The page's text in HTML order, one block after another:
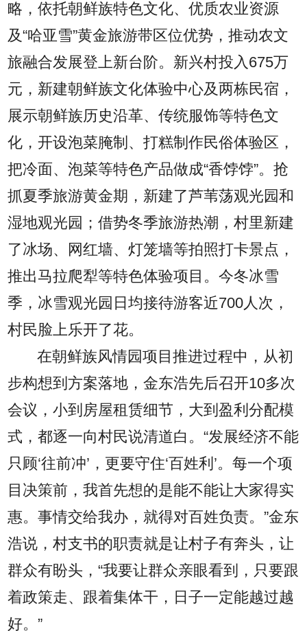
略，依托朝鲜族特色文化、优质农业资源
及“哈亚雪”黄金旅游带区位优势，推动农文
旅融合发展登上新台阶。新兴村投入675万
元，新建朝鲜族文化体验中心及两栋民宿，
展示朝鲜族历史沿革、传统服饰等特色文
化，开设泡菜腌制、打糕制作民俗体验区，
把冷面、泡菜等特色产品做成“香饽饽”。抢
抓夏季旅游黄金期，新建了芦苇荡观光园和
湿地观光园；借势冬季旅游热潮，村里新建
了冰场、网红墙、灯笼墙等拍照打卡景点，
推出马拉爬犁等特色体验项目。今冬冰雪
季，冰雪观光园日均接待游客近700人次，
村民脸上乐开了花。
在朝鲜族风情园项目推进过程中，从初
步构想到方案落地，金东浩先后召开10多次
会议，小到房屋租赁细节，大到盈利分配模
式，都逐一向村民说清道白。“发展经济不能
只顾‘往前冲’，更要守住‘百姓利’。每一个项
目决策前，我首先想的是能不能让大家得实
惠。事情交给我办，就得对百姓负责。”金东
浩说，村支书的职责就是让村子有奔头，让
群众有盼头，“我要让群众亲眼看到，只要跟
着政策走、跟着集体干，日子一定能越过越
好。”